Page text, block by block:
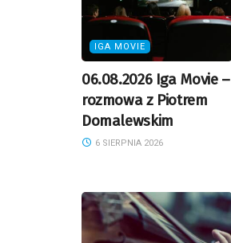
IGA MOVIE
06.08.2026 Iga Movie –
rozmowa z Piotrem
Domalewskim
6 SIERPNIA 2026